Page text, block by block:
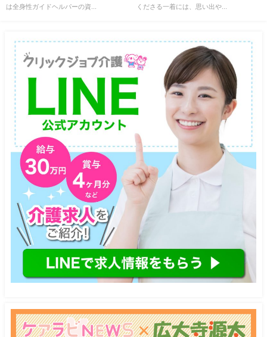
は全身性ガイドヘルパーの資... くださる一着には、思い出や...